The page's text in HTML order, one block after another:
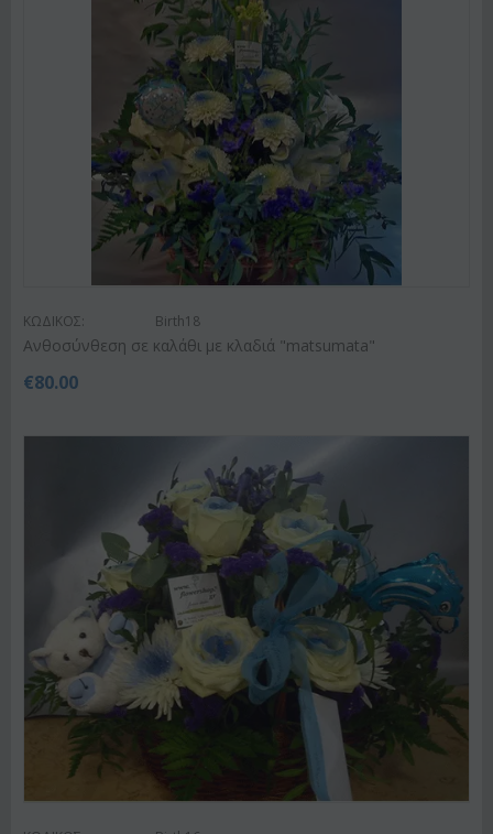
ΚΩΔΙΚΟΣ: Birth18
Ανθοσύνθεση σε καλάθι με κλαδιά "matsumata"
€80.00